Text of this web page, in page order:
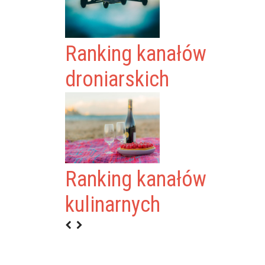
Ranking kanałów
droniarskich
Ranking kanałów
kulinarnych